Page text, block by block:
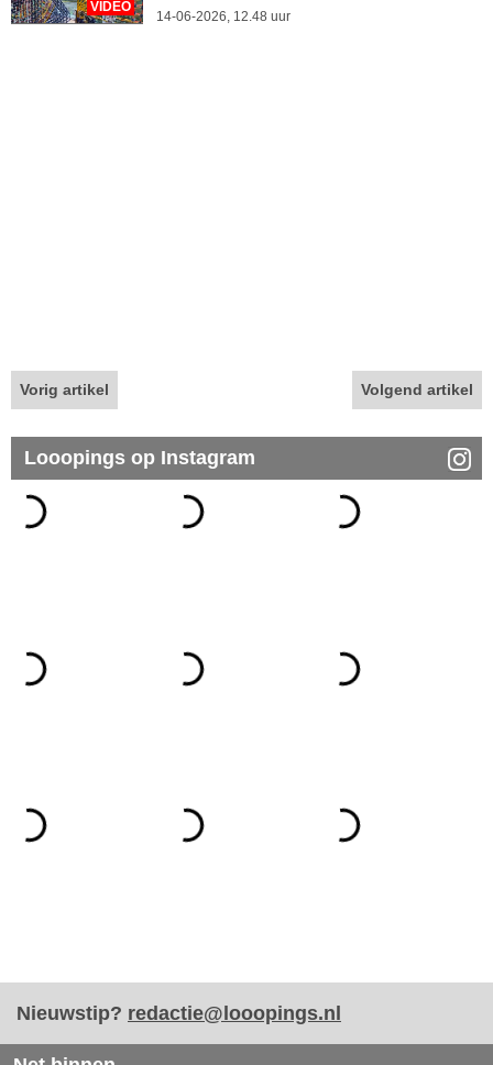
VIDEO
14-06-2026, 12.48 uur
Vorig artikel Volgend artikel
Looopings op Instagram
Nieuwstip? redactie@looopings.nl